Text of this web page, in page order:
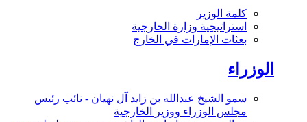
كلمة الوزير
استراتيجية وزارة الخارجية
بعثات الإمارات في الخارج
الوزراء
سمو الشيخ عبدالله بن زايد آل نهيان - نائب رئيس
مجلس الوزراء ووزير الخارجية